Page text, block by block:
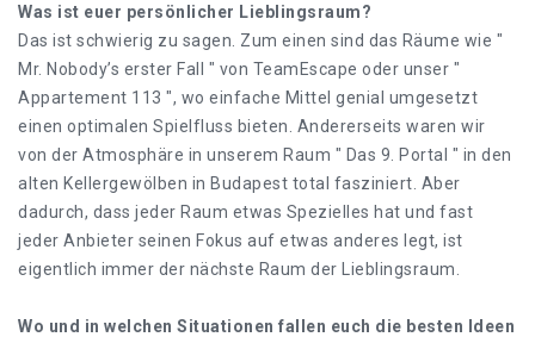
Was ist euer persönlicher Lieblingsraum?
Das ist schwierig zu sagen. Zum einen sind das Räume wie "
Mr. Nobody’s erster Fall " von TeamEscape oder unser "
Appartement 113 ", wo einfache Mittel genial umgesetzt
einen optimalen Spielfluss bieten. Andererseits waren wir
von der Atmosphäre in unserem Raum " Das 9. Portal " in den
alten Kellergewölben in Budapest total fasziniert. Aber
dadurch, dass jeder Raum etwas Spezielles hat und fast
jeder Anbieter seinen Fokus auf etwas anderes legt, ist
eigentlich immer der nächste Raum der Lieblingsraum.
Wo und in welchen Situationen fallen euch die besten Ideen